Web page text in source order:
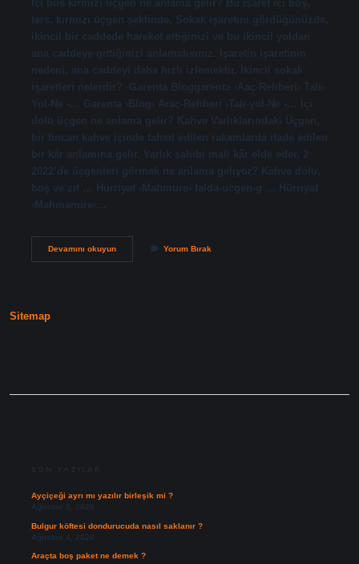
İçi bos kırmızı üçgen ne anlama gelir? Bu işaret içi boş,
ters, kırmızı üçgen şeklinde. Sokak işaretini gördüğünüzde,
ikincil bir caddede hareket ettiğinizi ve bu ikincil yoldan
ana caddeye gittiğinizi anlamalısınız. İşaretin işaretinin
nedeni, ana caddeyi daha hızlı izlemektir. İkincil sokak
işaretleri nelerdir? -Garenta Bloggarenta ›Aaç-Rehberi› Tali-
Yol-Ne -… Garenta ›Blog› Araç-Rehberi ›Tali-yol-Ne -… İçi
dolu üçgen ne anlama gelir? Kahve Varlıklarındaki Üçgen,
bir fincan kahve içinde tahsil edilen rakamlarda ifade edilen
bir kâr anlamına gelir. Varlık sahibi mali kâr elde eder. 2
2022’de üçgenleri görmek ne anlama geliyor? Kahve dolu,
boş ve zıt … Hürriyat ›Mahmure› falda-ucgen-g … Hürriyat
›Mahmanure›…
Devamını okuyunIçi
Yorum Bırak
Sitemap
SON YAZILAR
Ayçiçeği ayrı mı yazılır birleşik mi ?
Ağustos 5, 2026
Bulgur köftesi dondurucuda nasıl saklanır ?
Ağustos 4, 2026
Araçta boş paket ne demek ?